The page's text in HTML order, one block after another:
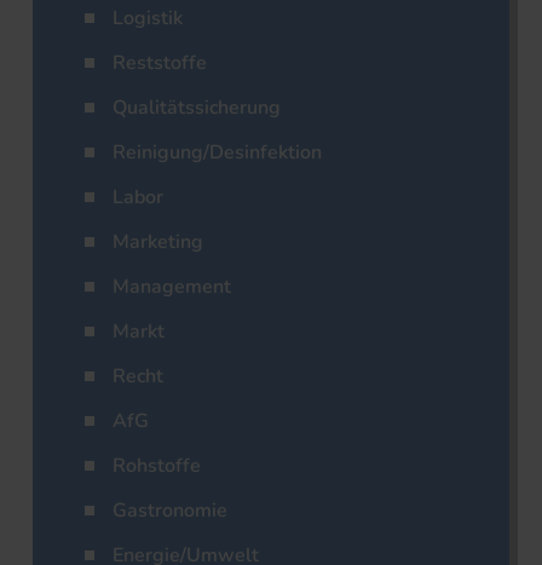
Logistik
Reststoffe
Qualitätssicherung
Reinigung/Desinfektion
Labor
Marketing
Management
Markt
Recht
AfG
Rohstoffe
Gastronomie
Energie/Umwelt